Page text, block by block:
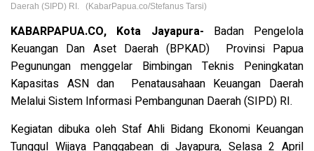
Daerah (SIPD) RI. (KabarPapua.co/Stefanus Tarsi)
KABARPAPUA.CO, Kota Jayapura- Badan Pengelola
Keuangan Dan Aset Daerah (BPKAD) Provinsi Papua
Pegunungan menggelar Bimbingan Teknis Peningkatan
Kapasitas ASN dan Penatausahaan Keuangan Daerah
Melalui Sistem Informasi Pembangunan Daerah (SIPD) RI.
Kegiatan dibuka oleh Staf Ahli Bidang Ekonomi Keuangan
Tunggul Wijaya Panggabean di Jayapura, Selasa 2 April